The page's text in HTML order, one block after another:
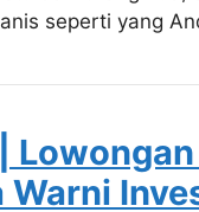
seperti yang
Warni